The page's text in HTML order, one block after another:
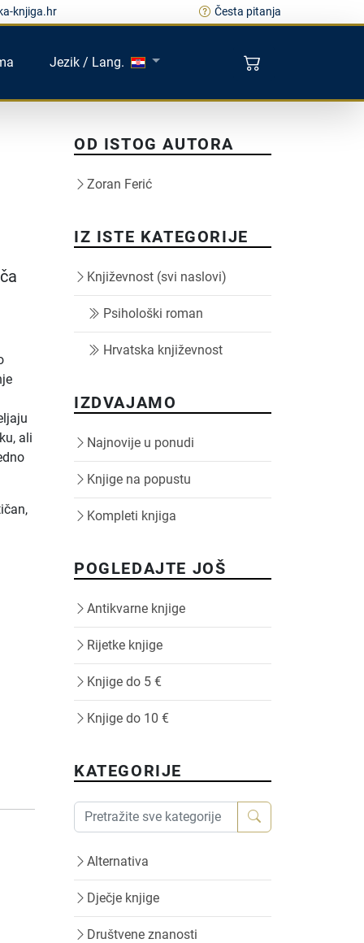
knjiga.hr Česta pitanja
Jezik / Lang.
ali
OD ISTOG AUTORA
Zoran Ferić
IZ ISTE KATEGORIJE
Književnost (svi naslovi)
Psihološki roman
Hrvatska književnost
IZDVAJAMO
Najnovije u ponudi
Knjige na popustu
Kompleti knjiga
POGLEDAJTE JOŠ
Antikvarne knjige
Rijetke knjige
Knjige do 5 €
Knjige do 10 €
KATEGORIJE
Alternativa
Dječje knjige
Društvene znanosti